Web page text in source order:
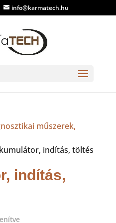
info@karmatech.hu
műszerek,
indítás, töltés
indítás,
Sorted